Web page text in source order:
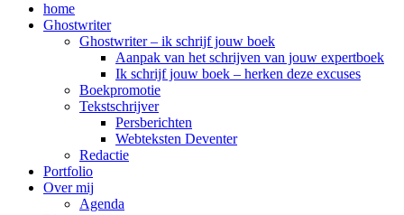
home
Ghostwriter
Ghostwriter – ik schrijf jouw boek
Aanpak van het schrijven van jouw expertboek
Ik schrijf jouw boek – herken deze excuses
Boekpromotie
Tekstschrijver
Persberichten
Webteksten Deventer
Redactie
Portfolio
Over mij
Agenda